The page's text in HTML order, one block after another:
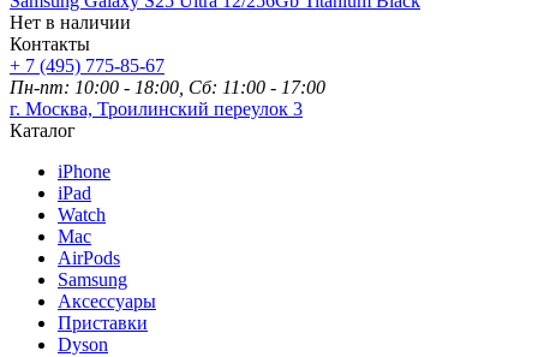
Нет в наличии
Контакты
+ 7 (495) 775-85-67
Пн-пт: 10:00 - 18:00, Сб: 11:00 - 17:00
г. Москва, Троилинский переулок 3
Каталог
iPhone
iPad
Watch
Mac
AirPods
Samsung
Аксессуары
Приставки
Dyson